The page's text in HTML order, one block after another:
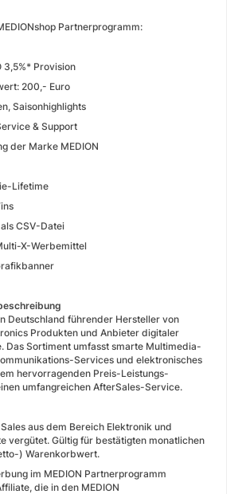
Partnerprogramm:
3,5%* Provision
200,- Euro
Saisonhighlights
Service & Support
der Marke MEDION
Lifetime
CSV-Datei
X-Werbemittel
Deutschland führender Hersteller von
Produkten und Anbieter digitaler
Das Sortiment umfasst smarte Multimedia-
Services und elektronisches
hervorragenden Preis-Leistungs-
umfangreichen AfterSales-Service.
aus dem Bereich Elektronik und
vergütet. Gültig für bestätigten monatlichen
) Warenkorbwert.
im MEDION Partnerprogramm
die in den MEDION